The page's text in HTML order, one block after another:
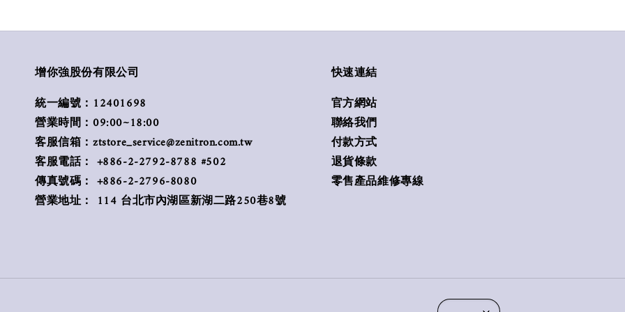
增你強股份有限公司
統一編號：12401698
營業時間：09:00~18:00
客服信箱：ztstore_service@zenitron.com.tw
客服電話： +886-2-2792-8788 #502
傳真號碼： +886-2-2796-8080
營業地址： 114 台北市內湖區新湖二路250巷8號
快速連結
官方網站
聯絡我們
付款方式
退貨條款
零售產品維修專線